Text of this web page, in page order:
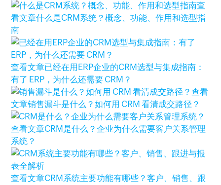
查
看文章什么是CRM系统？概念、功能、作用和选型指
南
查看文章已经在用ERP企业的CRM选型与集成指南：
有了 ERP，为什么还需要 CRM？
查看
文章销售漏斗是什么？如何用 CRM 看清成交路径？
查看文章CRM是什么？企业为什么需要客户关系管理
系统？
查看文章CRM系统主要功能有哪些？客户、销售、跟